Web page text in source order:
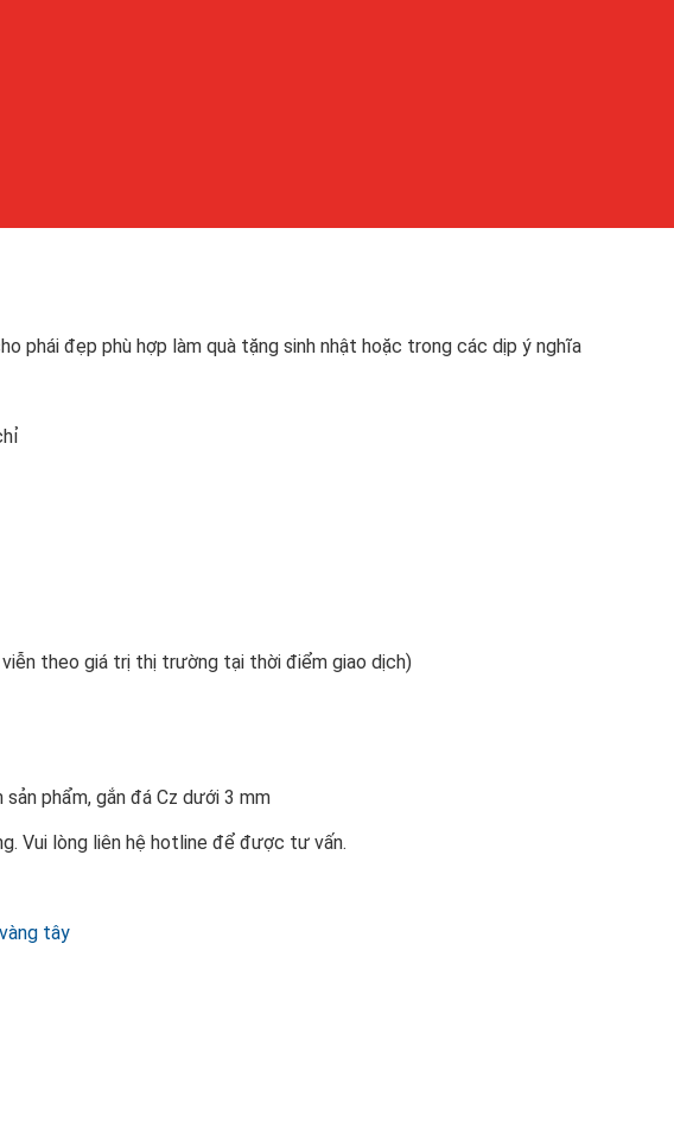
phái đẹp phù hợp làm quà tặng sinh nhật hoặc trong các dịp ý nghĩa
viễn theo giá trị thị trường tại thời điểm giao dịch)
phẩm, gắn đá Cz dưới 3 mm
Vui lòng liên hệ hotline để được tư vấn.
tây